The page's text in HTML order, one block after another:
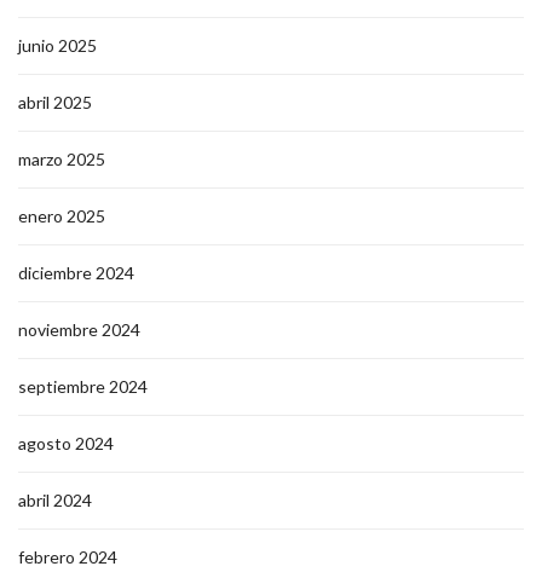
junio 2025
abril 2025
marzo 2025
enero 2025
diciembre 2024
noviembre 2024
septiembre 2024
agosto 2024
abril 2024
febrero 2024